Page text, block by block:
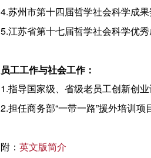
4.苏州市第十四届哲学社会科学成
5.江苏省第十七届哲学社会科学优
员工工作与社会工作：
1.指导国家级、省级老员工创新创
2.担任商务部“一带一路”援外培训项
附： 英文版简介